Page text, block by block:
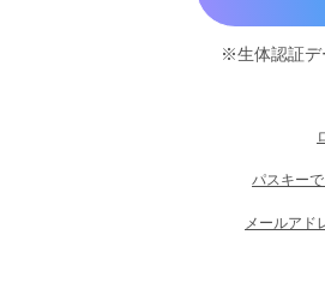
※生体認証デ
パスキー
メールアド